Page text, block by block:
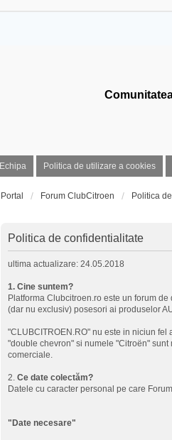
Echipa Politica de utilizare a cookies
Portal Forum ClubCitroen Politica
Politica de confidentialitate
ultima actualizare: 24.05.2018
1. Cine suntem?
Platforma Clubcitroen.ro este un forum
(dar nu exclusiv) posesori ai produselor
"CLUBCITROEN.RO" nu este in niciun fel
"double chevron" si numele "Citroën"
comerciale.
2. Ce date colectăm?
Datele cu caracter personal pe care
"Date necesare"